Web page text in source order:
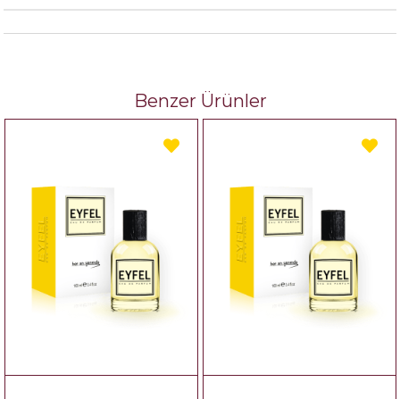
Benzer Ürünler